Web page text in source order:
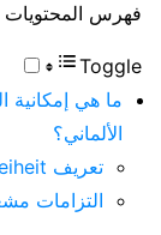
فهرس المحتويات
Toggle
الألماني؟
تعريف Barrierefreiheit والمعايير الأساسية
التزامات